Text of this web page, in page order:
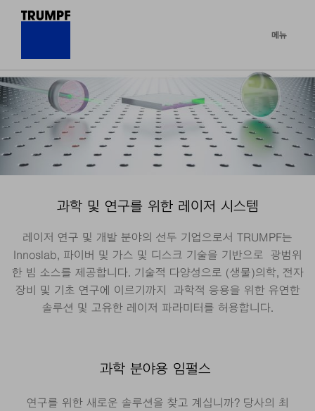
메뉴
과학 및 연구를 위한 레이저 시스템
레이저 연구 및 개발 분야의 선두 기업으로서 TRUMPF는
Innoslab, 파이버 및 가스 및 디스크 기술을 기반으로 광범위
한 빔 소스를 제공합니다. 기술적 다양성으로 (생물)의학, 전자
장비 및 기초 연구에 이르기까지 과학적 응용을 위한 유연한
솔루션 및 고유한 레이저 파라미터를 허용합니다.
과학 분야용 임펄스
연구를 위한 새로운 솔루션을 찾고 계십니까? 당사의 최